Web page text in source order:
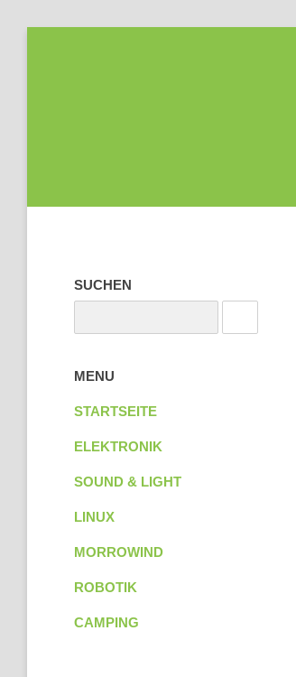
SUCHEN
MENU
STARTSEITE
ELEKTRONIK
SOUND & LIGHT
LINUX
MORROWIND
ROBOTIK
CAMPING